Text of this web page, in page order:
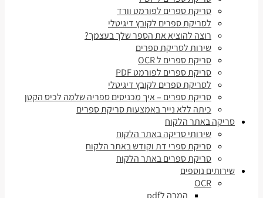
סריקת ספרים לפורמט וורד
לסריקת ספרים לקובץ דיגיטלי
רוצה להוציא את הספר שלך בעצמך?
שירות לסריקת ספרים
סריקת ספרים ל OCR
סריקת ספרים לפורמט PDF
לסריקת ספרים לקובץ דיגיטלי
סריקת ספרים – איך מכניסים ספריה שלמה לכיס הקטן
כיתה ללא נייר באמצעות סריקת ספרים
סריקה באתר הלקוח
שירותי סריקה באתר הלקוח
סריקת ספרי דת וקודש באתר הלקוח
סריקת ספרים באתר הלקוח
שירותים נוספים
OCR
המרה לpdf